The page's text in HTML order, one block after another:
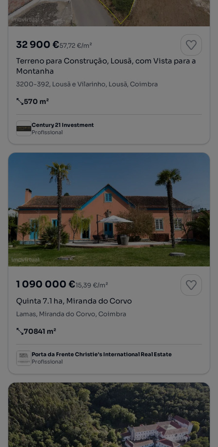
32 900 €57,72 €/m²
Terreno para Construção, Lousã, com Vista para a
Montanha
3200-392, Lousã e Vilarinho, Lousã, Coimbra
Preço por metro quadrado
570 m²
Century 21 Investment
Profissional
1 090 000 €15,39 €/m²
Quinta 7.1 ha, Miranda do Corvo
Lamas, Miranda do Corvo, Coimbra
Preço por metro quadrado
70841 m²
Porta da Frente Christie's International Real Estate
Profissional